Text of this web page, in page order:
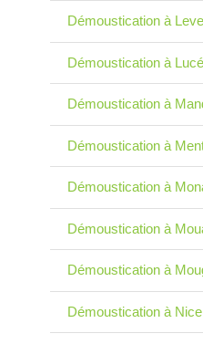
Démoustication à
Démoustication à
Démoustication à
Démoustication à
Démoustication à
Démoustication à
Démoustication à
Démoustication à